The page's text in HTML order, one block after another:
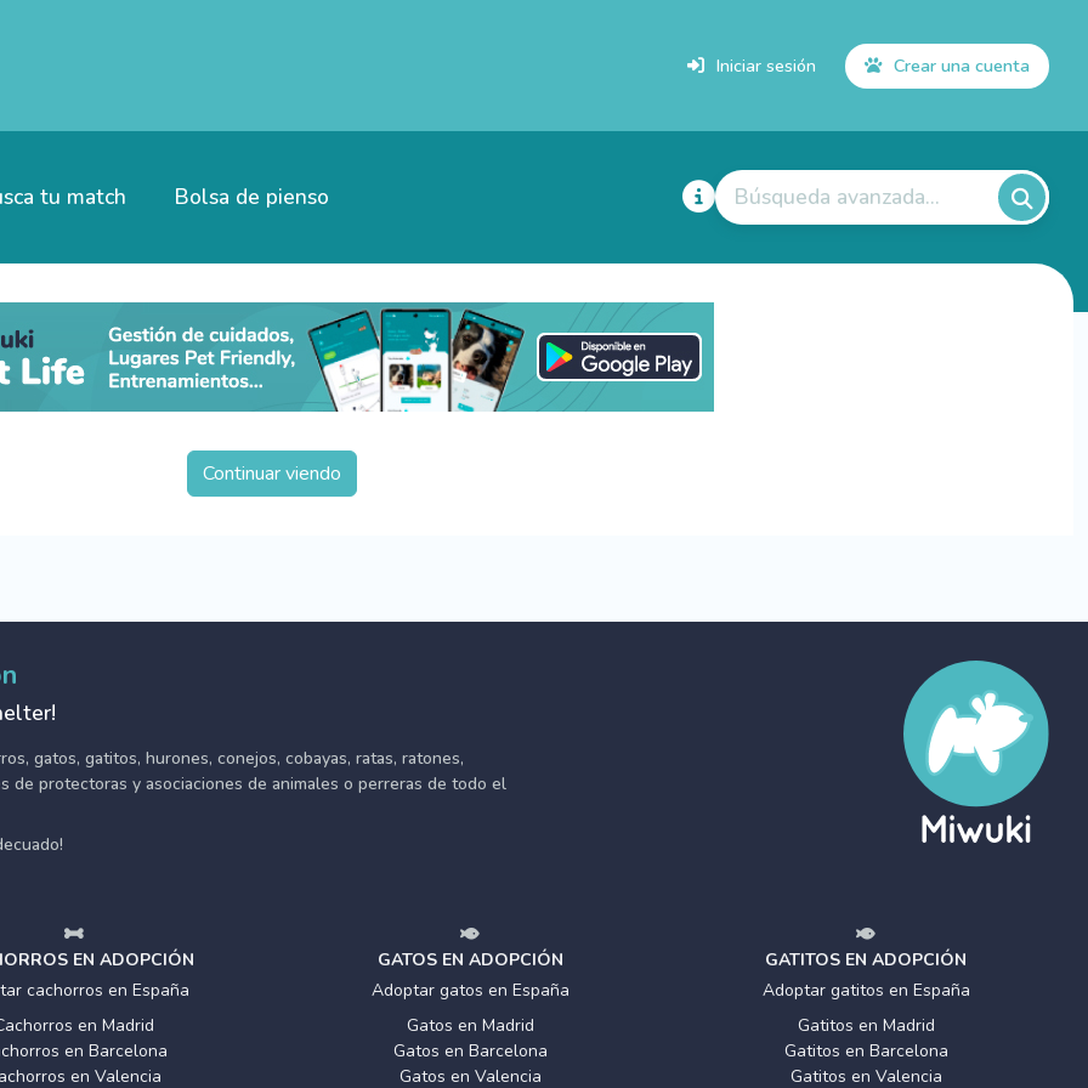
Iniciar sesión Crear una cuenta
tu match Bolsa de pienso Búsqueda avanzada...
Continuar viendo
gatos, gatitos, hurones, conejos, cobayas, ratas, ratones,
de protectoras y asociaciones de animales o perreras de todo el
EN ADOPCIÓN
cachorros en España
en Madrid
en Barcelona
en Valencia
GATOS EN ADOPCIÓN
Adoptar gatos en España
Gatos en Madrid
Gatos en Barcelona
Gatos en Valencia
GATITOS EN ADOPCIÓN
Adoptar gatitos en España
Gatitos en Madrid
Gatitos en Barcelona
Gatitos en Valencia